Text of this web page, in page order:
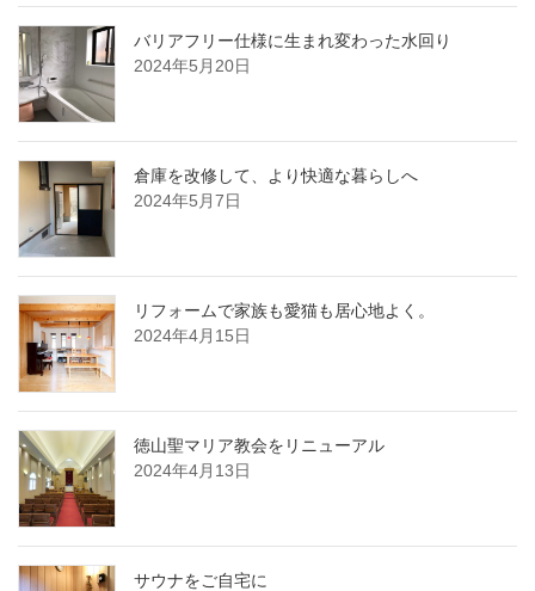
バリアフリー仕様に生まれ変わった水回り
2024年5月20日
倉庫を改修して、より快適な暮らしへ
2024年5月7日
リフォームで家族も愛猫も居心地よく。
2024年4月15日
徳山聖マリア教会をリニューアル
2024年4月13日
サウナをご自宅に